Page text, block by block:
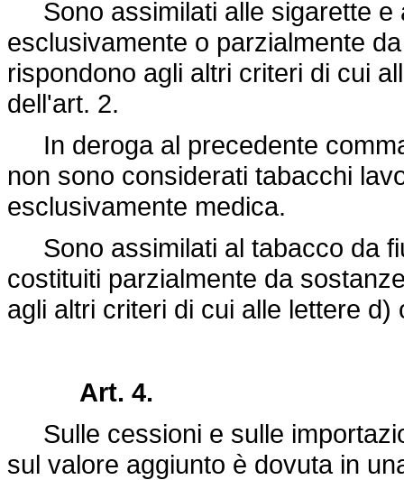
Sono assimilati alle sigarette e
esclusivamente o parzialmente
rispondono agli altri criteri di cui
dell'art. 2.
In deroga al precedente
non sono considerati tabacchi
esclusivamente medica.
Sono assimilati al tabacco da
costituiti parzialmente da
agli altri criteri di cui alle lettere
Art. 4.
Sulle cessioni e sulle
sul valore aggiunto è dovuta in